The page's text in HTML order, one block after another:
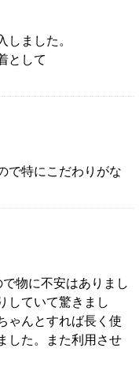
しました。
として
で特にこだわりがな
物に不安はありまし
していて驚きまし
ゃんとすれば長く使
した。また利用させ